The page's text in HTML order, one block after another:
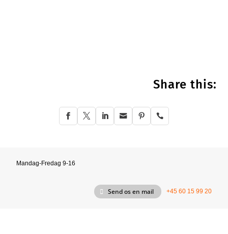
Share this:
     
Mandag-Fredag 9-16
Send os en mail +45 60 15 99 20